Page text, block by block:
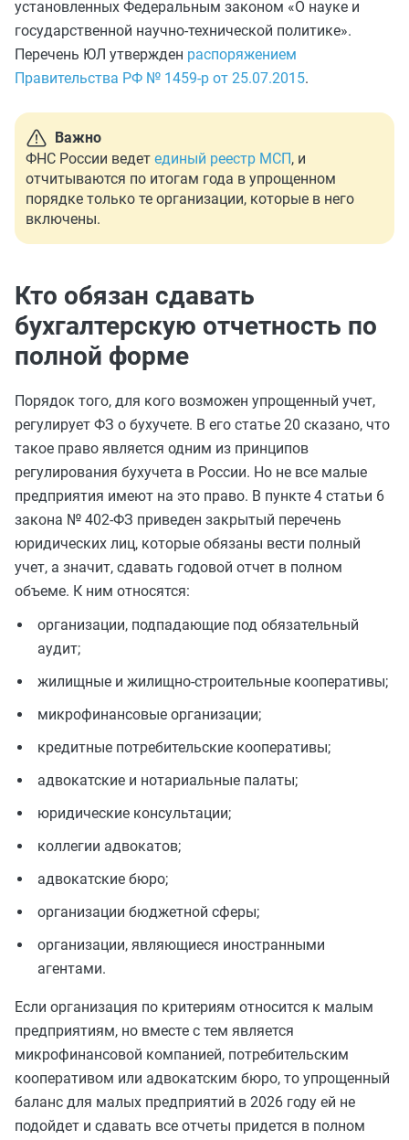
установленных Федеральным законом «О науке и
государственной научно-технической политике».
Перечень ЮЛ утвержден распоряжением
Правительства РФ № 1459-р от 25.07.2015.
Важно
ФНС России ведет единый реестр МСП, и
отчитываются по итогам года в упрощенном
порядке только те организации, которые в него
включены.
Кто обязан сдавать
бухгалтерскую отчетность по
полной форме
Порядок того, для кого возможен упрощенный учет,
регулирует ФЗ о бухучете. В его статье 20 сказано, что
такое право является одним из принципов
регулирования бухучета в России. Но не все малые
предприятия имеют на это право. В пункте 4 статьи 6
закона № 402-ФЗ приведен закрытый перечень
юридических лиц, которые обязаны вести полный
учет, а значит, сдавать годовой отчет в полном
объеме. К ним относятся:
организации, подпадающие под обязательный
аудит;
жилищные и жилищно-строительные кооперативы;
микрофинансовые организации;
кредитные потребительские кооперативы;
адвокатские и нотариальные палаты;
юридические консультации;
коллегии адвокатов;
адвокатские бюро;
организации бюджетной сферы;
организации, являющиеся иностранными
агентами.
Если организация по критериям относится к малым
предприятиям, но вместе с тем является
микрофинансовой компанией, потребительским
кооперативом или адвокатским бюро, то упрощенный
баланс для малых предприятий в 2026 году ей не
подойдет и сдавать все отчеты придется в полном